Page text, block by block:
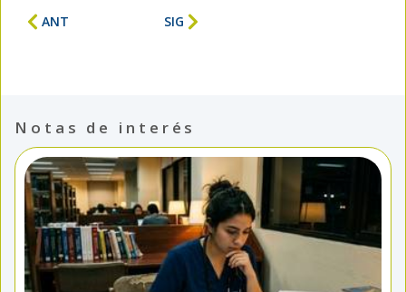
ANT SIG
Notas de interés